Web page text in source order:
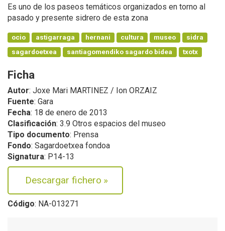
Es uno de los paseos temáticos organizados en torno al
pasado y presente sidrero de esta zona
ocio astigarraga hernani cultura museo
sidra
sagardoetxea
santiagomendiko sagardo bidea txotx
Ficha
Autor: Joxe Mari MARTINEZ / Ion ORZAIZ
Fuente: Gara
Fecha: 18 de enero de 2013
Clasificación: 3.9 Otros espacios del museo
Tipo documento: Prensa
Fondo: Sagardoetxea fondoa
Signatura: P14-13
Descargar fichero »
Código: NA-013271